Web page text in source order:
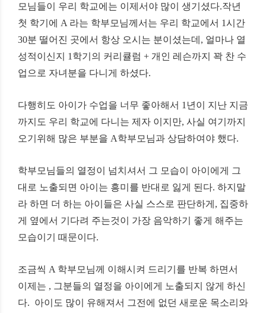
모님들이
우리 학교에는 이제서야 많이 생기셨다.작년
첫 학기에 A 라는 학부모님께서는 우리 학교에서 1시간
30분 떨어진 곳에서 항상 오시는 분이셨는데 , 얼마나 열
성적이신지
1 학기의 커리큘럼 + 개인 레슨까지 꽉 찬 수
업으로 자녀분을 다니게 하셨다.
다행히도 아이가 수업을 너무 좋아해서 1 년이 지난 지금
까지도 우리 학교에 다니는 제자 이지만, 사실 여기까지
오기위해 많은 부분을 A학부모님과 상담하여야 했다.
학부모님들의 열정이 넘치셔서 그 모습이 아이에게
그
대로 노출되면 아이는 흥미를 반대로 잃게 된다. 하지말
라 하면 더 하는 아이들은 사실 스스로 판단하게 , 집중하
게 옆에서 기다려 주는것이 가장 음악하기 좋게 해주는
모습이기
때문이다.
조금씩 A 학부모님께 이해시켜 드리기를 반복 하면서
이제는 , 그분들의 열정을 아이에게 노출되지 않게 하신
다. 아이도 많이 유해져서 그전에 없던 새로운 목소리와